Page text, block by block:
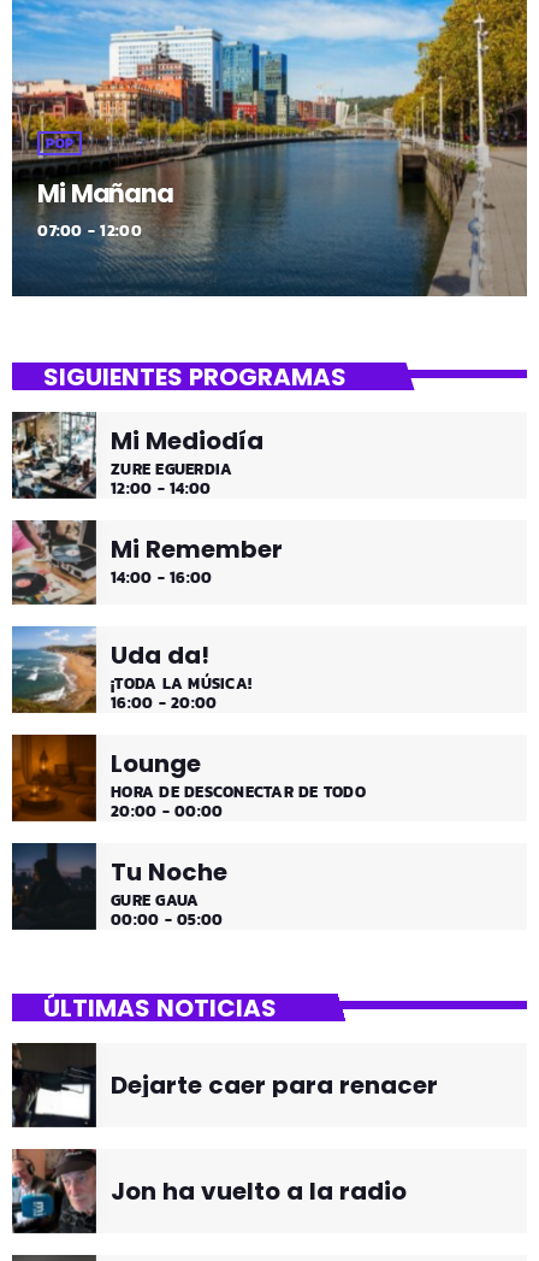
POP
Mi Mañana
07:00 - 12:00
SIGUIENTES PROGRAMAS
Mi Mediodía
ZURE EGUERDIA
12:00 - 14:00
Mi Remember
14:00 - 16:00
Uda da!
¡TODA LA MÚSICA!
16:00 - 20:00
Lounge
HORA DE DESCONECTAR DE TODO
20:00 - 00:00
Tu Noche
GURE GAUA
00:00 - 05:00
ÚLTIMAS NOTICIAS
Dejarte caer para renacer
Jon ha vuelto a la radio